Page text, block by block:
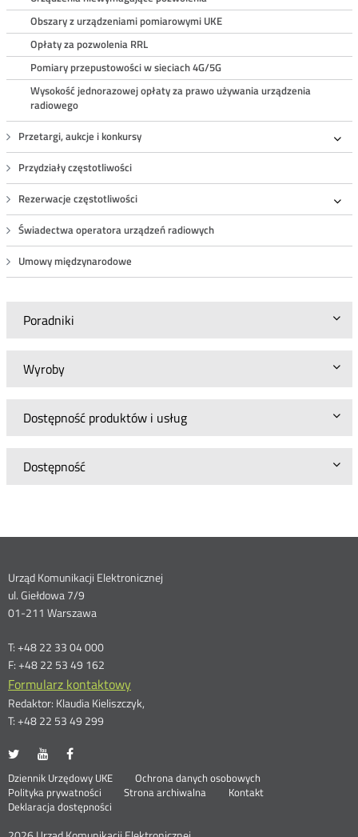
Obszary z urządzeniami pomiarowymi UKE
Opłaty za pozwolenia RRL
Pomiary przepustowości w sieciach 4G/5G
Wysokość jednorazowej opłaty za prawo używania urządzenia
radiowego
Przetargi, aukcje i konkursy
Przydziały częstotliwości
Rezerwacje częstotliwości
Świadectwa operatora urządzeń radiowych
Umowy międzynarodowe
Poradniki
Wyroby
Dostępność produktów i usług
Dostępność
Dane
kontaktowe
Urząd Komunikacji Elektronicznej
ul. Giełdowa 7/9
01-211 Warszawa
T: +48 22 33 04 000
F: +48 22 53 49 162
Formularz kontaktowy
Redaktor: Klaudia Kieliszczyk,
T: +48 22 53 49 299
UKE
portalu
Twitter
Otwórz
nowym
oknie
UKE
portalu
Youtube
Otwórz
nowym
oknie
portalu
Facebook
nowym
oknie
Stopka
menu
Dziennik Urzędowy UKE Otwórz
Ochrona danych osobowych
Polityka prywatności
Otwórz
w
Strona archiwalna
Kontakt
Deklaracja dostępności